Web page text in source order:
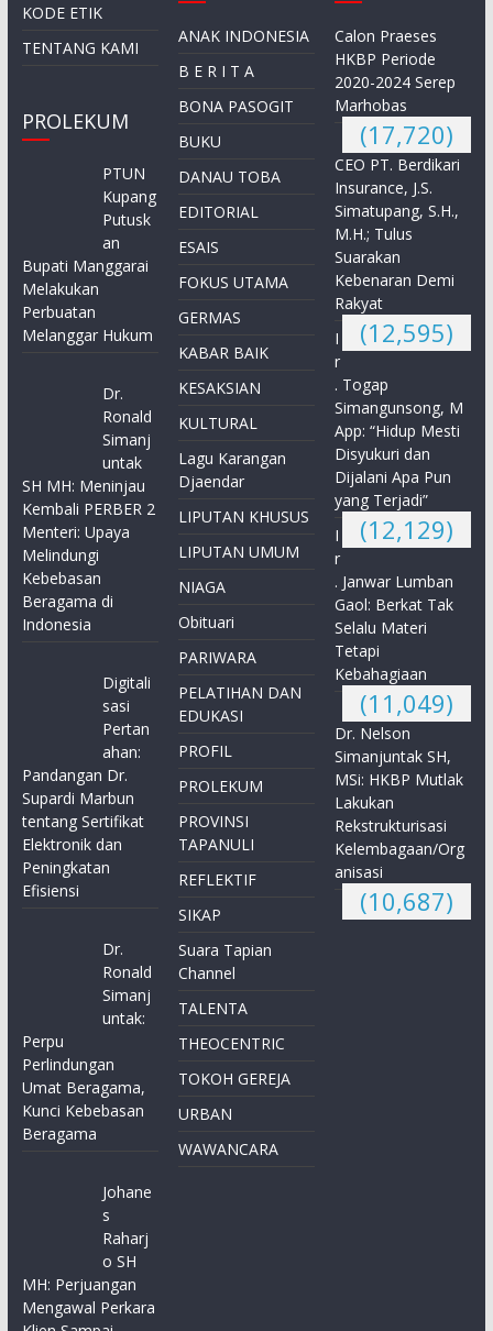
KODE ETIK
TENTANG KAMI
PROLEKUM
PTUN
Kupang
Putusk
an
Bupati Manggarai
Melakukan
Perbuatan
Melanggar Hukum
Dr.
Ronald
Simanj
untak
SH MH: Meninjau
Kembali PERBER 2
Menteri: Upaya
Melindungi
Kebebasan
Beragama di
Indonesia
Digitali
sasi
Pertan
ahan:
Pandangan Dr.
Supardi Marbun
tentang Sertifikat
Elektronik dan
Peningkatan
Efisiensi
Dr.
Ronald
Simanj
untak:
Perpu
Perlindungan
Umat Beragama,
Kunci Kebebasan
Beragama
Johane
s
Raharj
o SH
MH: Perjuangan
Mengawal Perkara
ANAK INDONESIA
B E R I T A
BONA PASOGIT
BUKU
DANAU TOBA
EDITORIAL
ESAIS
FOKUS UTAMA
GERMAS
KABAR BAIK
KESAKSIAN
KULTURAL
Lagu Karangan
Djaendar
LIPUTAN KHUSUS
LIPUTAN UMUM
NIAGA
Obituari
PARIWARA
PELATIHAN DAN
EDUKASI
PROFIL
PROLEKUM
PROVINSI
TAPANULI
REFLEKTIF
SIKAP
Suara Tapian
Channel
TALENTA
THEOCENTRIC
TOKOH GEREJA
URBAN
WAWANCARA
Calon Praeses
HKBP Periode
2020-2024 Serep
Marhobas
(17,720)
CEO PT. Berdikari
Insurance, J.S.
Simatupang, S.H.,
M.H.; Tulus
Suarakan
Kebenaran Demi
Rakyat
(12,595)
I
r
. Togap
Simangunsong, M
App: “Hidup Mesti
Disyukuri dan
Dijalani Apa Pun
yang Terjadi”
(12,129)
I
r
. Janwar Lumban
Gaol: Berkat Tak
Selalu Materi
Tetapi
Kebahagiaan
(11,049)
Dr. Nelson
Simanjuntak SH,
MSi: HKBP Mutlak
Lakukan
Rekstrukturisasi
Kelembagaan/Org
anisasi
(10,687)